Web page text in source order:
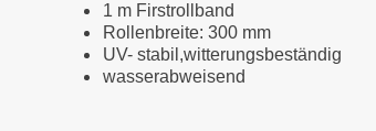
1 m Firstrollband
Rollenbreite: 300 mm
UV- stabil,witterungsbeständig
wasserabweisend